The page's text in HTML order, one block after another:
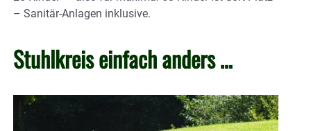
– Sanitär-Anlagen inklusive.
Stuhlkreis einfach anders …